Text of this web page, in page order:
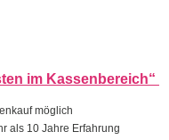
im Kassenbereich“
möglich
als 10 Jahre Erfahrung